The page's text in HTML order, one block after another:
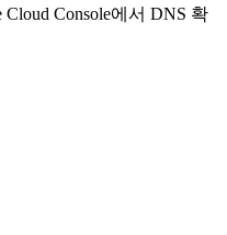
Console에서 DNS 확